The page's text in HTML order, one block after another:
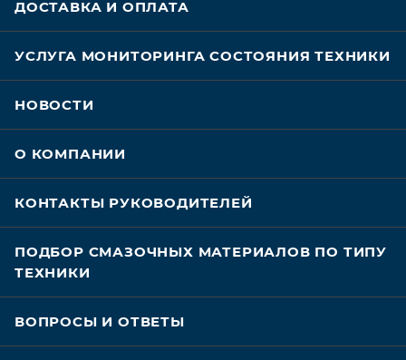
ДОСТАВКА И ОПЛАТА
УСЛУГА МОНИТОРИНГА СОСТОЯНИЯ ТЕХНИКИ
НОВОСТИ
О КОМПАНИИ
КОНТАКТЫ РУКОВОДИТЕЛЕЙ
ПОДБОР СМАЗОЧНЫХ МАТЕРИАЛОВ ПО ТИПУ
ТЕХНИКИ
ВОПРОСЫ И ОТВЕТЫ